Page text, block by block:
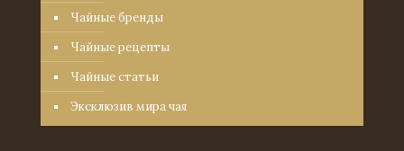
Чайные бренды
Чайные рецепты
Чайные статьи
Эксклюзив мира чая